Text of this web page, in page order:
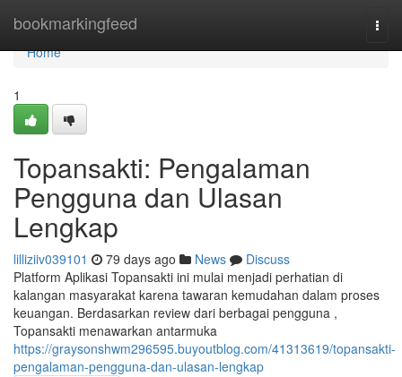
bookmarkingfeed
Home
Home
1
Topansakti: Pengalaman
Pengguna dan Ulasan
Lengkap
lilliziiv039101 79 days ago News
Discuss
Platform Aplikasi Topansakti ini mulai menjadi perhatian di
kalangan masyarakat karena tawaran kemudahan dalam proses
keuangan. Berdasarkan review dari berbagai pengguna ,
Topansakti menawarkan antarmuka
https://graysonshwm296595.buyoutblog.com/41313619/topansakti-
pengalaman-pengguna-dan-ulasan-lengkap